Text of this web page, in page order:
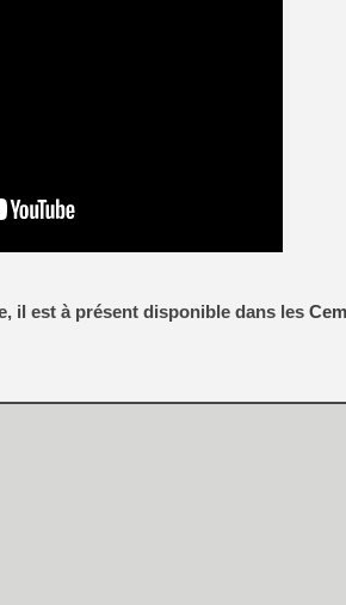
[GK] Déjà des
[Mo5] Brickboy cherche à
[GK] Minecraft et ses «
[GK] Beast of
[GK] Ubisoft : fin de partie
[GK] Mémoire cash -
[GK] Dan Houser (GTA)
[GK] Comment EA Sports
[GK] Crimson Moon : un
[GK] Isle of Reveries : le
[GK] Moonlighter 2 : The
[GK] Capcom relance
[Mo5] Deux inédits du
[GK] Le beat'em up The
[GK] Endless Legend 2 :
[LS] [PS5] Premiers
il est à présent disponible dans les